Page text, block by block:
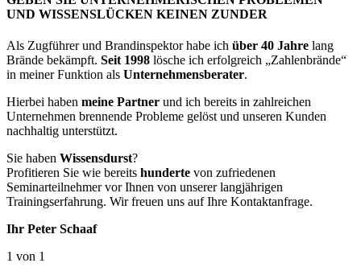
UND WISSENSLÜCKEN KEINEN ZUNDER
Als Zugführer und Brandinspektor habe ich über 40 Jahre lang
Brände bekämpft. Seit 1998 lösche ich erfolgreich „Zahlenbrände“
in meiner Funktion als Unternehmensberater.
Hierbei haben meine Partner und ich bereits in zahlreichen
Unternehmen brennende Probleme gelöst und unseren Kunden
nachhaltig unterstützt.
Sie haben Wissensdurst?
Profitieren Sie wie bereits hunderte von zufriedenen
Seminarteilnehmer vor Ihnen von unserer langjährigen
Trainingserfahrung. Wir freuen uns auf Ihre Kontaktanfrage.
Ihr Peter Schaaf
1 von 1